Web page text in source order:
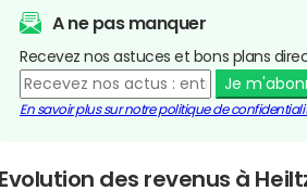
A ne pas manquer
Recevez nos astuces et bons plans
Je
En savoir plus sur notre politique de
Evolution des revenus à